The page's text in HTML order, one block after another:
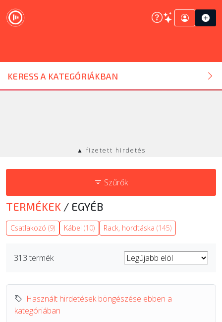
KERESS A KATEGÓRIÁKBAN
DJ ESZKÖZ
HANGTECHNIKA
SZOLGÁLTATÁSOK
▲ fizetett hirdetés
TERMÉKEK / EGYÉB
Csatlakozó (9) Kábel (10) Rack, hordtáska (145)
313 termék
Használt hirdetések böngészése ebben a
kategóriában
Szűrők